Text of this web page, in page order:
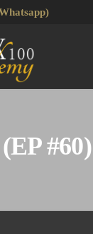
(EP